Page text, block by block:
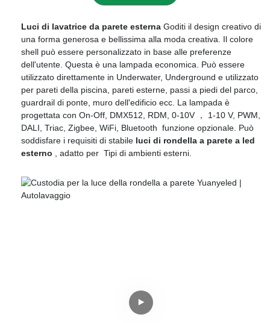
Luci di lavatrice da parete esterna Goditi il ​​design creativo di
una forma generosa e bellissima alla moda creativa. Il colore
shell può essere personalizzato in base alle preferenze
dell'utente. Questa è una lampada economica. Può essere
utilizzato direttamente in Underwater, Underground e utilizzato
per pareti della piscina, pareti esterne, passi a piedi del parco,
guardrail di ponte, muro dell'edificio ecc. La lampada è
progettata con On-Off, DMX512, RDM, 0-10V ， 1-10 V, PWM,
DALI, Triac, Zigbee, WiFi, Bluetooth funzione opzionale. Può
soddisfare i requisiti di stabile luci di rondella a parete a led
esterno
, adatto per Tipi di ambienti esterni.